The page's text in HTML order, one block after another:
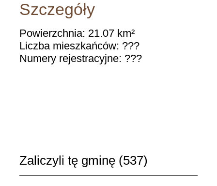
Szczegóły
Powierzchnia: 21.07 km²
Liczba mieszkańców: ???
Numery rejestracyjne: ???
Zaliczyli tę gminę (537)